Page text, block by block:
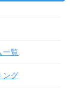
一覧
ング